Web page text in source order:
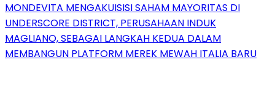
MONDEVITA MENGAKUISISI SAHAM MAYORITAS DI
UNDERSCORE DISTRICT, PERUSAHAAN INDUK
MAGLIANO, SEBAGAI LANGKAH KEDUA DALAM
MEMBANGUN PLATFORM MEREK MEWAH ITALIA BARU